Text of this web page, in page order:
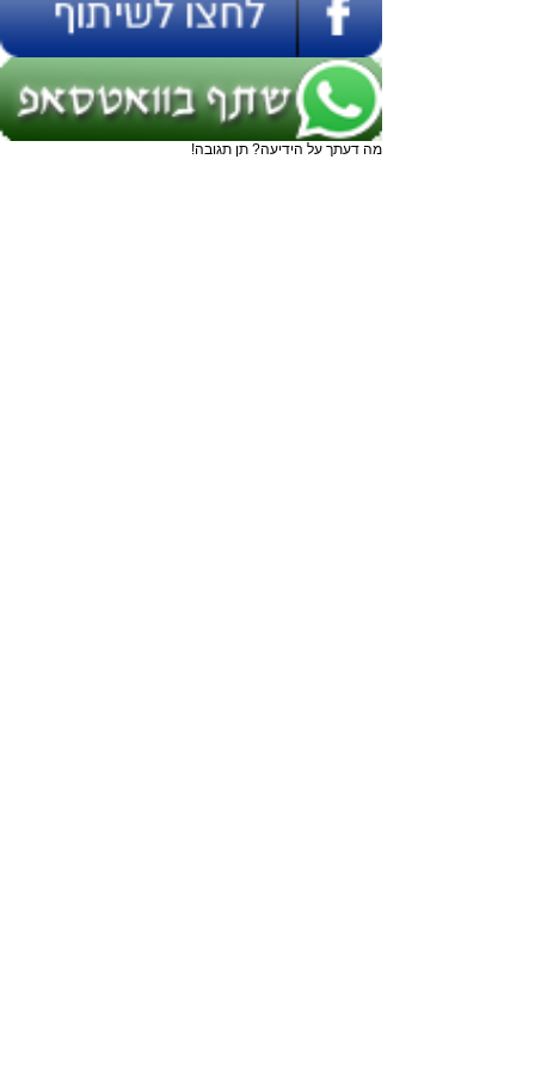
מה דעתך על הידיעה? תן תגובה!